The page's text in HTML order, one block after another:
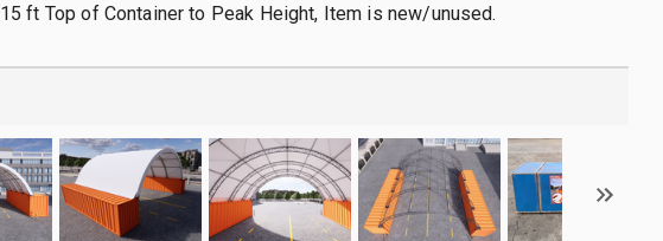
15 ft Top of Container to Peak Height, Item is new/unused.